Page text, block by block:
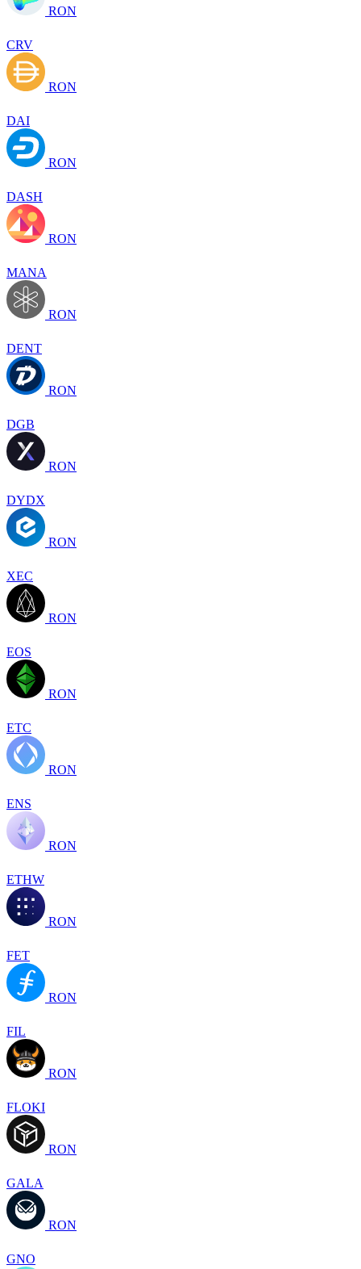
RON
CRV
RON
DAI
RON
DASH
RON
MANA
RON
DENT
RON
DGB
RON
DYDX
RON
XEC
RON
EOS
RON
ETC
RON
ENS
RON
ETHW
RON
FET
RON
FIL
RON
FLOKI
RON
GALA
RON
GNO